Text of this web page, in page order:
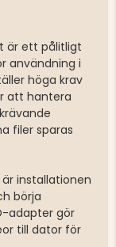
är ett pålitligt
användning i
höga krav
att hantera
filer sparas
installationen
börja
adapter gör
till dator för